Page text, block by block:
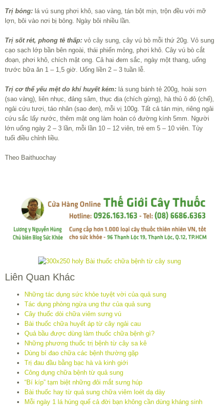
Trị bỏng: lá vú sung phơi khô, sao vàng, tán bột mịn, trộn đều với mỡ
lợn, bôi vào nơi bị bỏng. Ngày bôi nhiều lần.
Trị sốt rét, phong tê thấp: vỏ cây sung, cây vú bò mỗi thứ 20g. Vỏ sung
cạo sạch lớp bần bên ngoài, thái phiến mỏng, phơi khô. Cây vú bò cắt
đoạn, phơi khô, chích mật ong. Cả hai đem sắc, ngày một thang, uống
trước bữa ăn 1 – 1,5 giờ. Uống liền 2 – 3 tuần lễ.
Trị cơ thể yếu mệt do khí huyết kém: lá sung bánh tẻ 200g, hoài sơn
(sao vàng), liên nhục, đảng sâm, thục địa (chích gừng), hà thủ ô đỏ (chế),
ngải cứu tươi, táo nhân (sao đen), mỗi vị 100g. Tất cả tán mịn, riêng ngải
cứu sắc lấy nước, thêm mật ong làm hoàn có đường kính 5mm. Người
lớn uống ngày 2 – 3 lần, mỗi lần 10 – 12 viên, trẻ em 5 – 10 viên. Tùy
tuổi điều chỉnh liều.
Theo Baithuochay
Liên Quan Khác
Những tác dụng sức khỏe tuyệt vời của quả sung
Tác dụng phòng ngừa ung thư của quả sung
Cây thuốc dòi chữa viêm sưng vú
Bài thuốc chữa huyết áp từ cây ngải cau
Quả bầu được dùng làm thuốc chữa bệnh gì?
Những phương thuốc trị bệnh từ cây sa kê
Dùng bí đao chữa các bệnh thường gặp
Trị đau đầu bằng bạc hà và kinh giới
Công dụng chữa bệnh từ quả sung
“Bí kíp” tạm biệt những đôi mắt sưng húp
Bài thuốc hay từ quả sung chữa viêm loét dạ dày
Mỗi ngày 1 lá húng quế cả đời bạn không cần dùng kháng sinh